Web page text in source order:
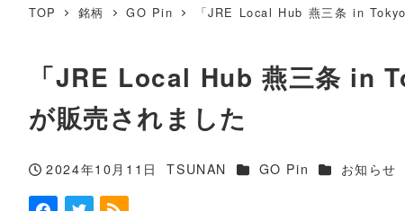
TOP 銘柄 GO Pin 「JRE Local Hub 燕三条 in
「JRE Local Hub 燕三条 in
が販売されました
投稿日
2024年10月11日
著
TSUNAN カテゴリー
GO Pin カテゴリー
お知らせ